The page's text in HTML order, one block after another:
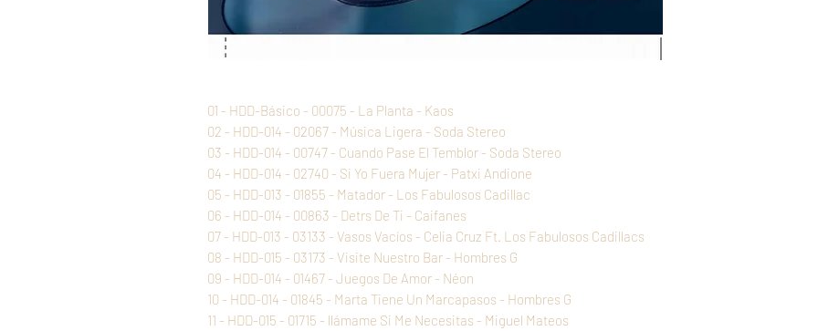
01 - HDD-Básico - 00075 - La Planta - Kaos
02 - HDD-014 - 02067 - Música Ligera - Soda Stereo
03 - HDD-014 - 00747 - Cuando Pase El Temblor - Soda Stereo
04 - HDD-014 - 02740 - Si Yo Fuera Mujer - Patxi Andione
05 - HDD-013 - 01855 - Matador - Los Fabulosos Cadillac
06 - HDD-014 - 00863 - Detrs De Ti - Caifanes
07 - HDD-013 - 03133 - Vasos Vacíos - Celia Cruz Ft. Los Fabulosos Cadillacs
08 - HDD-015 - 03173 - Visite Nuestro Bar - Hombres G
09 - HDD-014 - 01467 - Juegos De Amor - Néon
10 - HDD-014 - 01845 - Marta Tiene Un Marcapasos - Hombres G
11 - HDD-015 - 01715 - llámame Si Me Necesitas - Miguel Mateos